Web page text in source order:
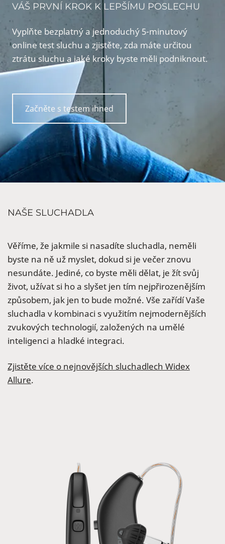
VÁŠ PRVNÍ KROK K LEPŠÍMU POSLECHU
Vyplňte bezplatný a jednoduchý 5-minutový
online test sluchu a zjistěte, zda máte určitou
ztrátu sluchu a jaké kroky byste měli podniknout.
Začněte s testem ihned
NAŠE SLUCHADLA
Věříme, že jakmile si nasadíte sluchadla, neměli
byste na ně už myslet, dokud si je večer znovu
nesundáte. Jediné, co byste měli dělat, je žít svůj
život, užívat si ho a slyšet jen tím nejpřirozenějším
způsobem, jak jen to bude možné. Vše zařídí Vaše
sluchadla v kombinaci s využitím nejmodernějších
zvukových technologií, založených na umělé
inteligenci a hladké integraci.
Zjistěte více o nejnovějších sluchadlech Widex
Allure.